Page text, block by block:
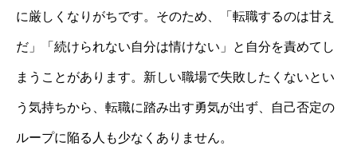
に厳しくなりがちです。そのため、「転職するのは甘え
だ」「続けられない自分は情けない」と自分を責めてし
まうことがあります。新しい職場で失敗したくないとい
う気持ちから、転職に踏み出す勇気が出ず、自己否定の
ループに陥る人も少なくありません。